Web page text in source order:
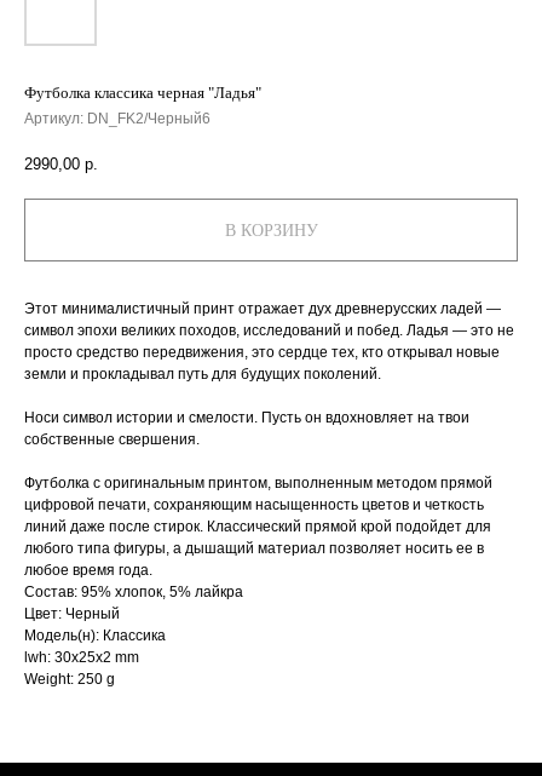
Футболка классика черная "Ладья"
Артикул: DN_FK2/Черный6
2990,00 р.
В КОРЗИНУ
Этот минималистичный принт отражает дух древнерусских ладей —
символ эпохи великих походов, исследований и побед. Ладья — это не
просто средство передвижения, это сердце тех, кто открывал новые
земли и прокладывал путь для будущих поколений.
Носи символ истории и смелости. Пусть он вдохновляет на твои
собственные свершения.
Футболка с оригинальным принтом, выполненным методом прямой
цифровой печати, сохраняющим насыщенность цветов и четкость
линий даже после стирок. Классический прямой крой подойдет для
любого типа фигуры, а дышащий материал позволяет носить ее в
любое время года.
Состав: 95% хлопок, 5% лайкра
Цвет: Черный
Модель(н): Классика
lwh: 30x25x2 mm
Weight: 250 g